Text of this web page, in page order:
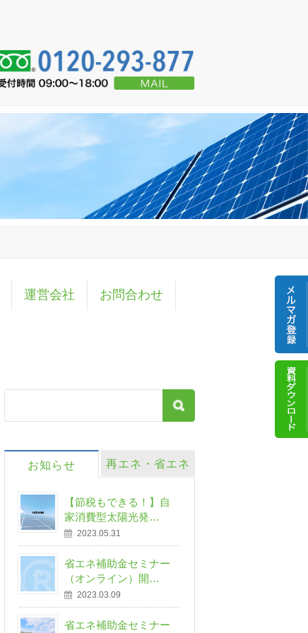
運営会社 お問合わせ
お知らせ 再エネ・省エネ
【節税もできる！】自
家消費型太陽光発…
2023.05.31
省エネ補助金セミナー
（オンライン）開…
2023.03.09
省エネ補助金セミナー